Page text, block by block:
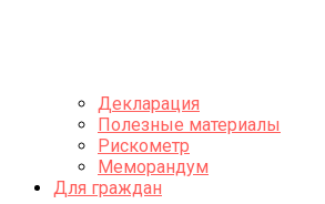
Декларация
Полезные материалы
Рискометр
Меморандум
Для граждан